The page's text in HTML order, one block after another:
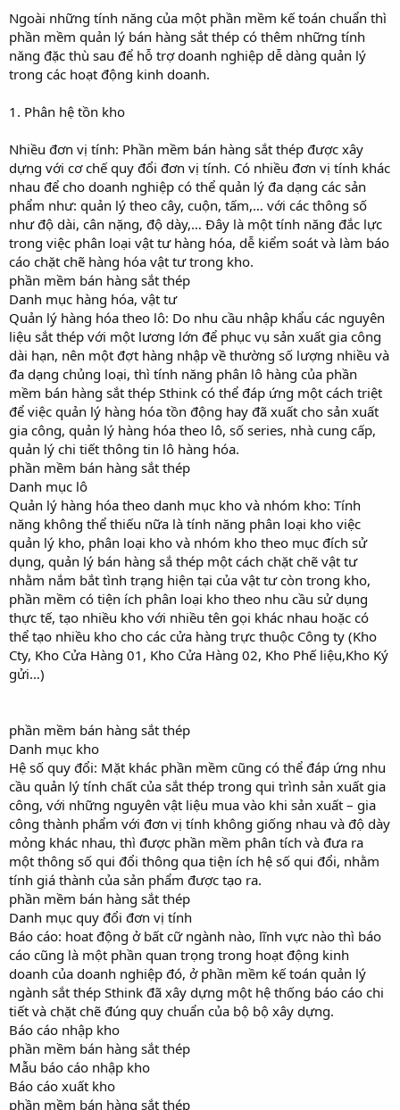
Ngoài những tính năng của một phần mềm kế toán chuẩn thì
phần mềm quản lý bán hàng sắt thép có thêm những tính
năng đặc thù sau để hỗ trợ doanh nghiệp dễ dàng quản lý
trong các hoạt động kinh doanh.
1. Phân hệ tồn kho
Nhiều đơn vị tính: Phần mềm bán hàng sắt thép được xây
dựng với cơ chế quy đổi đơn vị tính. Có nhiều đơn vị tính khác
nhau để cho doanh nghiệp có thể quản lý đa dạng các sản
phẩm như: quản lý theo cây, cuộn, tấm,… với các thông số
như độ dài, cân nặng, độ dày,… Đây là một tính năng đắc lực
trong việc phân loại vật tư hàng hóa, dễ kiểm soát và làm báo
cáo chặt chẽ hàng hóa vật tư trong kho.
phần mềm bán hàng sắt thép
Danh mục hàng hóa, vật tư
Quản lý hàng hóa theo lô: Do nhu cầu nhập khẩu các nguyên
liệu sắt thép với một lương lớn để phục vụ sản xuất gia công
dài hạn, nên một đợt hàng nhập về thường số lượng nhiều và
đa dạng chủng loại, thì tính năng phân lô hàng của phần
mềm bán hàng sắt thép Sthink có thể đáp ứng một cách triệt
để việc quản lý hàng hóa tồn động hay đã xuất cho sản xuất
gia công, quản lý hàng hóa theo lô, số series, nhà cung cấp,
quản lý chi tiết thông tin lô hàng hóa.
phần mềm bán hàng sắt thép
Danh mục lô
Quản lý hàng hóa theo danh mục kho và nhóm kho: Tính
năng không thể thiếu nữa là tính năng phân loại kho việc
quản lý kho, phân loại kho và nhóm kho theo mục đích sử
dụng, quản lý bán hàng sắ thép một cách chặt chẽ vật tư
nhằm nắm bắt tình trạng hiện tại của vật tư còn trong kho,
phần mềm có tiện ích phân loại kho theo nhu cầu sử dụng
thực tế, tạo nhiều kho với nhiều tên gọi khác nhau hoặc có
thể tạo nhiều kho cho các cửa hàng trực thuộc Công ty (Kho
Cty, Kho Cửa Hàng 01, Kho Cửa Hàng 02, Kho Phế liệu,Kho Ký
gửi…)
phần mềm bán hàng sắt thép
Danh mục kho
Hệ số quy đổi: Mặt khác phần mềm cũng có thể đáp ứng nhu
cầu quản lý tính chất của sắt thép trong qui trình sản xuất gia
công, với những nguyên vật liệu mua vào khi sản xuất – gia
công thành phẩm với đơn vị tính không giống nhau và độ dày
mỏng khác nhau, thì được phần mềm phân tích và đưa ra
một thông số qui đổi thông qua tiện ích hệ số qui đổi, nhằm
tính giá thành của sản phẩm được tạo ra.
phần mềm bán hàng sắt thép
Danh mục quy đổi đơn vị tính
Báo cáo: hoat động ở bất cữ ngành nào, lĩnh vực nào thì báo
cáo cũng là một phần quan trọng trong hoạt động kinh
doanh của doanh nghiệp đó, ở phần mềm kế toán quản lý
ngành sắt thép Sthink đã xây dựng một hệ thống báo cáo chi
tiết và chặt chẽ đúng quy chuẩn của bộ bộ xây dựng.
Báo cáo nhập kho
phần mềm bán hàng sắt thép
Mẫu báo cáo nhập kho
Báo cáo xuất kho
phần mềm bán hàng sắt thép